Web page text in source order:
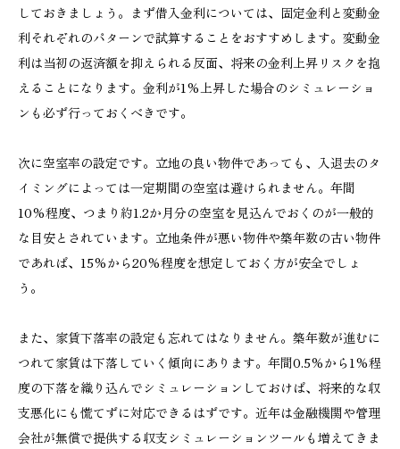
しておきましょう。まず借入金利については、固定金利と変動金
利それぞれのパターンで試算することをおすすめします。変動金
利は当初の返済額を抑えられる反面、将来の金利上昇リスクを抱
えることになります。金利が1%上昇した場合のシミュレーショ
ンも必ず行っておくべきです。
次に空室率の設定です。立地の良い物件であっても、入退去のタ
イミングによっては一定期間の空室は避けられません。年間
10%程度、つまり約1.2か月分の空室を見込んでおくのが一般的
な目安とされています。立地条件が悪い物件や築年数の古い物件
であれば、15%から20%程度を想定しておく方が安全でしょ
う。
また、家賃下落率の設定も忘れてはなりません。築年数が進むに
つれて家賃は下落していく傾向にあります。年間0.5%から1%程
度の下落を織り込んでシミュレーションしておけば、将来的な収
支悪化にも慌てずに対応できるはずです。近年は金融機関や管理
会社が無償で提供する収支シミュレーションツールも増えてきま